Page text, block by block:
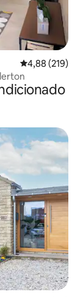
Calificación
4,88 (219)